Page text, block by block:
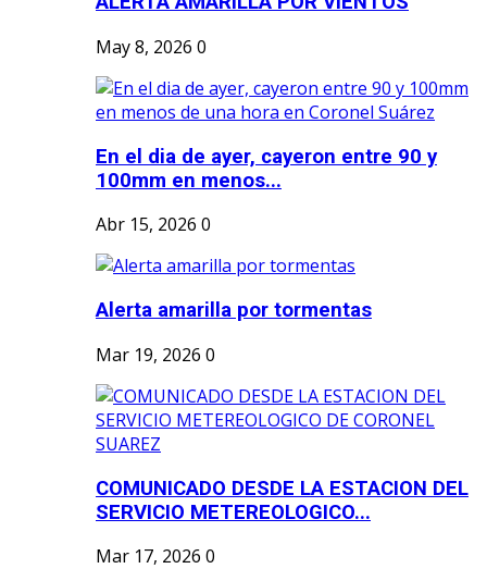
May 8, 2026 0
En el dia de ayer, cayeron entre 90 y
100mm en menos...
Abr 15, 2026 0
Alerta amarilla por tormentas
Mar 19, 2026 0
COMUNICADO DESDE LA ESTACION DEL
SERVICIO METEREOLOGICO...
Mar 17, 2026 0